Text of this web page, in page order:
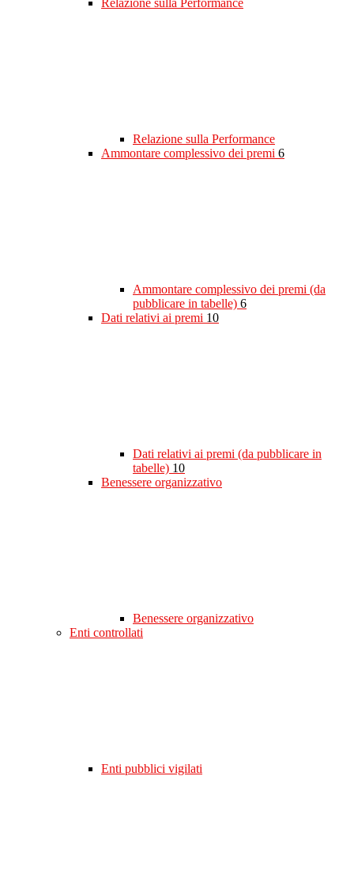
Relazione sulla Performance
Relazione sulla Performance
Ammontare complessivo dei premi 6
Ammontare complessivo dei premi (da
pubblicare in tabelle) 6
Dati relativi ai premi 10
Dati relativi ai premi (da pubblicare in
tabelle) 10
Benessere organizzativo
Benessere organizzativo
Enti controllati
Enti pubblici vigilati